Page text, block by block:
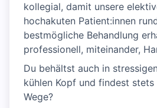
kollegial, damit unsere
hochakuten Patient:innen
bestmögliche Behandlung
professionell, miteinander,
Du behältst auch in
kühlen Kopf und findest
Wege?